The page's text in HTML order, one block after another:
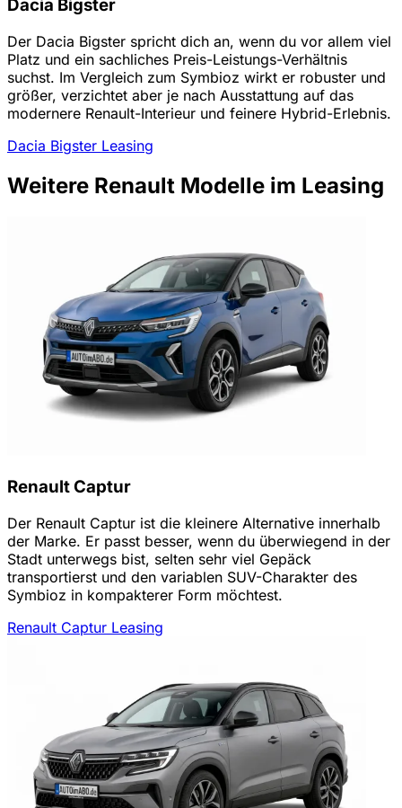
Dacia Bigster
Der Dacia Bigster spricht dich an, wenn du vor allem viel
Platz und ein sachliches Preis-Leistungs-Verhältnis
suchst. Im Vergleich zum Symbioz wirkt er robuster und
größer, verzichtet aber je nach Ausstattung auf das
modernere Renault-Interieur und feinere Hybrid-Erlebnis.
Dacia Bigster Leasing
Weitere Renault Modelle im Leasing
Renault Captur
Der Renault Captur ist die kleinere Alternative innerhalb
der Marke. Er passt besser, wenn du überwiegend in der
Stadt unterwegs bist, selten sehr viel Gepäck
transportierst und den variablen SUV-Charakter des
Symbioz in kompakterer Form möchtest.
Renault Captur Leasing